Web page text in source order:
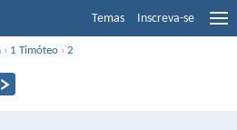
Temas Inscreva-se
› 1 Timóteo ›2